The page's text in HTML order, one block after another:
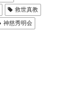
救世真教
神慈秀明会